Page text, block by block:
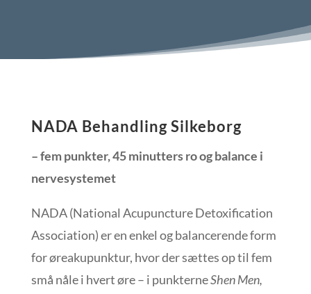
NADA Behandling Silkeborg
– fem punkter, 45 minutters ro og balance i
nervesystemet
NADA (National Acupuncture Detoxification
Association) er en enkel og balancerende form
for øreakupunktur, hvor der sættes op til fem
små nåle i hvert øre – i punkterneShen Men,